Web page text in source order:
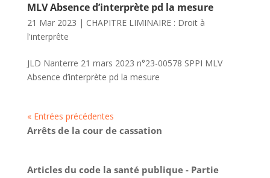
MLV Absence d’interprète pd la mesure
21 Mar 2023 | CHAPITRE LIMINAIRE : Droit à
l'interprête
JLD Nanterre 21 mars 2023 n°23-00578 SPPI MLV
Absence d’interprète pd la mesure
« Entrées précédentes
Arrêts de la cour de cassation
Articles du code la santé publique - Partie